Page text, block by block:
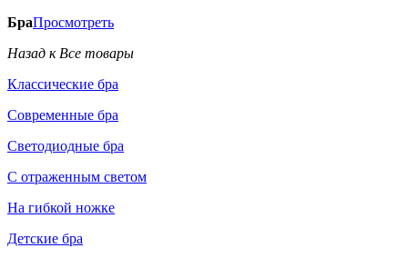
БраПросмотреть
Назад к Все товары
Классические бра
Современные бра
Светодиодные бра
С отраженным светом
На гибкой ножке
Детские бра